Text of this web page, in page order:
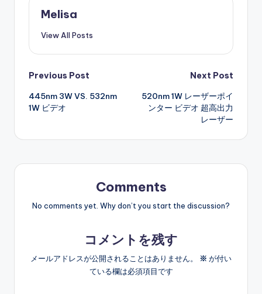
Melisa
View All Posts
Post
navigation
Previous Post
445nm 3W VS. 532nm
1W ビデオ
Next Post
520nm 1W レーザーポイ
ンター ビデオ 超高出力
レーザー
Comments
No comments yet. Why don’t you start the discussion?
コメントを残す
メールアドレスが公開されることはありません。 ※ が付い
ている欄は必須項目です